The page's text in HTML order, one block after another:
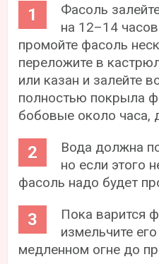
Фасоль
на 12–14
промойте фасоль
переложите в
или казан и залейте
полностью покрыла
бобовые около часа,
Вода должна
но если этого
фасоль надо будет
Пока варится
измельчите
медленном огне до